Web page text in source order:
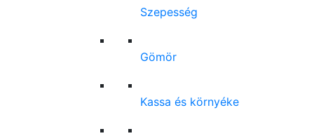
Szepesség
Gömör
Kassa és környéke